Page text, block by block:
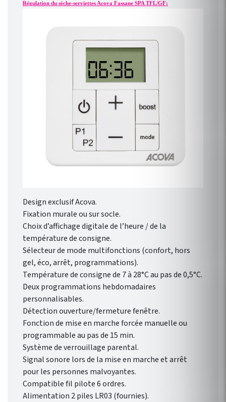
Régulation du sèche-serviettes Acova Fassane SPA TFL/GF:
Design exclusif Acova.
Fixation murale ou sur socle.
Choix d’affichage digitale de l’heure / de la
température de consigne.
Sélecteur de mode multifonctions (confort, hors
gel, éco, arrêt, programmations).
Température de consigne de 7 à 28°C au pas de 0,5°C.
Deux programmations hebdomadaires
personnalisables.
Détection ouverture/fermeture fenêtre.
Fonction de mise en marche forcée manuelle ou
programmable au pas de 15 min.
Système de verrouillage parental.
Signal sonore lors de la mise en marche et arrêt
pour les personnes malvoyantes.
Compatible fil pilote 6 ordres.
Alimentation 2 piles LR03 (fournies).